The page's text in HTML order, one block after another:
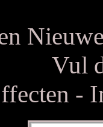
Vul
-